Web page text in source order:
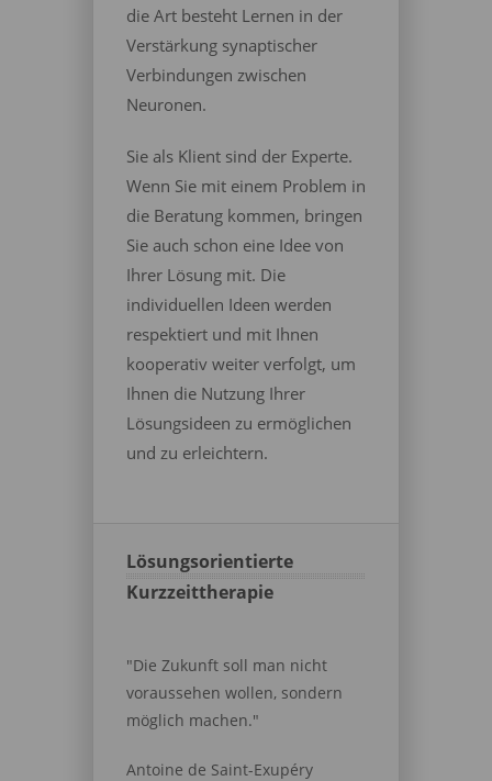
die Art besteht Lernen in der
Verstärkung synaptischer
Verbindungen zwischen
Neuronen.
Sie als Klient sind der Experte.
Wenn Sie mit einem Problem in
die Beratung kommen, bringen
Sie auch schon eine Idee von
Ihrer Lösung mit. Die
individuellen Ideen werden
respektiert und mit Ihnen
kooperativ weiter verfolgt, um
Ihnen die Nutzung Ihrer
Lösungsideen zu ermöglichen
und zu erleichtern.
Lösungsorientierte
Kurzzeittherapie
"Die Zukunft soll man nicht
voraussehen wollen, sondern
möglich machen."
Antoine de Saint-Exupéry